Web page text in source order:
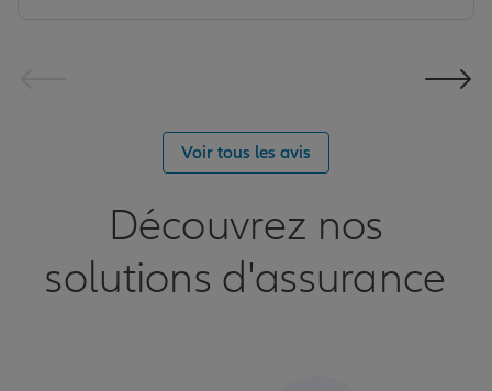
Voir tous les avis
Découvrez nos
solutions d'assurance